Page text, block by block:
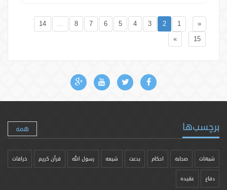
«
1
2
3
4
5
6
7
8
14
15
»
برچسب‌ها همه
شبهات صحابه احکام بدعت شیعه رسول الله قرآن کریم خرافات
دفاع عقیده